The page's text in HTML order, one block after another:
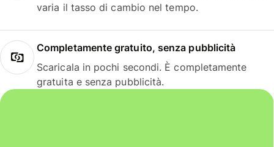
varia il tasso di cambio nel tempo.
Completamente gratuito, senza pubblicità
Scaricala in pochi secondi. È completamente
gratuita e senza pubblicità.